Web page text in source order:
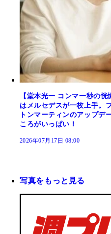
【堂本光一 コンマ一秒の
はメルセデスが一枚上手。
トンマーティンのアップ
ころがいっぱい！
2026年07月17日 08:00
写真をもっと見る